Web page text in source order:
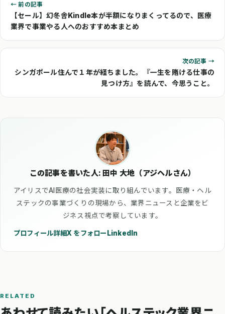
← 前の記事
【セール】幻冬舎Kindle本が半額になりまくってるので、医療
業界で事業やる人へのおすすめ本まとめ
次の記事 →
シンガポール住んで１年が経ちました。『一生を賭ける仕事の
見つけ方』を読んで、今思うこと。
この記事を書いた人: 田中 大地（アジヘルさん）
アイリスでAI医療の社会実装に取り組んでいます。医療・ヘル
ステックの事業づくりの現場から、業界ニュースと企業をビ
ジネス視点で考察しています。
プロフィール詳細X をフォローLinkedIn
RELATED